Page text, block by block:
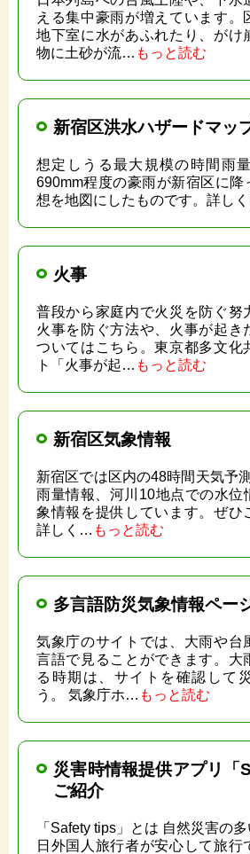
える集中豪雨が増えています。
地下室に水があふれたり、がけ
物に土砂が流… もっと読む
新宿区洪水ハザードマッ
想定しうる最大規模の時間雨
690mm程度の豪雨が新宿区に降
想を地図にしたものです。詳し
火事
普段から家庭内で火災を防ぐ努
火事を防ぐ方法や、火事が起き
ついてはこちら。東京都多文化
ト「火事が起… もっと読む
新宿区気象情報
新宿区では区内の48時間天気予
雨量情報、河川10地点での水位
象情報を提供しています。ぜひ
詳しく… もっと読む
多言語防災気象情報ペー
気象庁のサイトでは、大雨や台
言語で見ることができます。大
る時期は、サイトを確認して
う。 気象庁ホ… もっと読む
災害時情報提供アプリ
ご紹介
「Safety tips」とは 自然災害の
日外国人旅行者が安心して旅行